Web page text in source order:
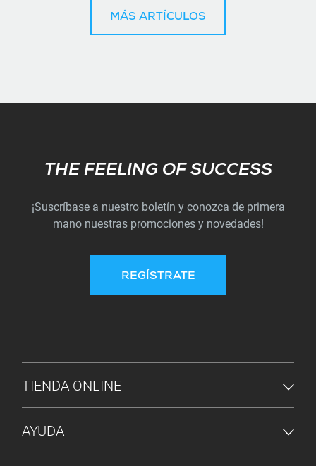
MÁS ARTÍCULOS
Subscribe
THE FEELING OF SUCCESS
¡Suscríbase a nuestro boletín y conozca de primera
mano nuestras promociones y novedades!
REGÍSTRATE
MENÚ DE PIE DE PÁGINA
TIENDA ONLINE
AYUDA